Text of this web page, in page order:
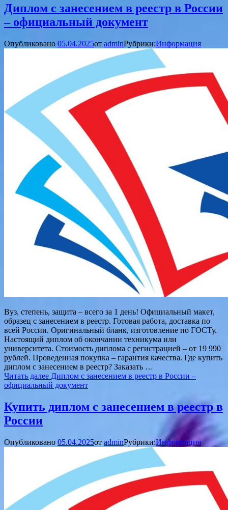
Диплом с занесением в реестр в России
– официальный документ
Опубликовано 05.04.2025от adminРубрики:Информация
Вуз, степень, защита – всего за 1 день! Официальный макет,
образец с занесением в реестр. Готовая работа, доставка по
всей России. Оригинальный бланк, изготовление по ГОСТу.
Настоящий диплом об окончании техникума или
университета. Стоимость диплома с регистрацией – от 19 990
рублей. Проведенная покупка – гарантия качества. Где купить
диплом с занесением в реестр? Заказать …
Читать далее Диплом с занесением в реестр в России –
официальный документ
Купить диплом с занесением в реестр в
России
Опубликовано 05.04.2025от adminРубрики:Информация